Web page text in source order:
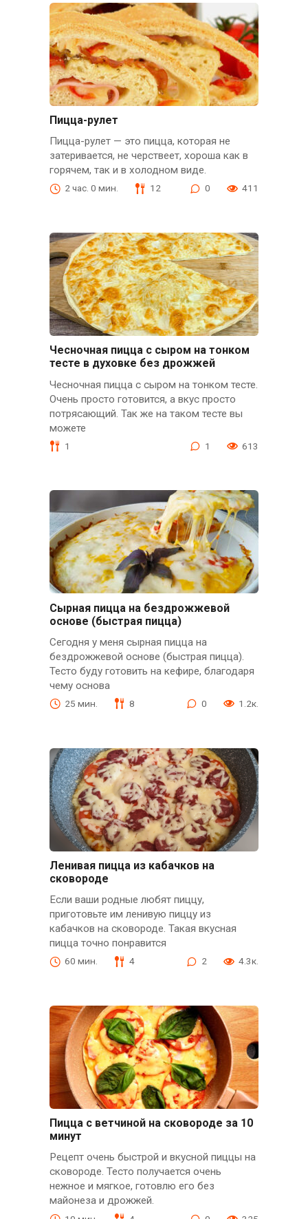
Пицца-рулет
Пицца-рулет — это пицца, которая не
затеривается, не черствеет, хороша как в
горячем, так и в холодном виде.
2 час. 0 мин. 12 0 411
Чесночная пицца с сыром на тонком
тесте в духовке без дрожжей
Чесночная пицца с сыром на тонком тесте.
Очень просто готовится, а вкус просто
потрясающий. Так же на таком тесте вы
можете
1 1 613
Сырная пицца на бездрожжевой
основе (быстрая пицца)
Сегодня у меня сырная пицца на
бездрожжевой основе (быстрая пицца).
Тесто буду готовить на кефире, благодаря
чему основа
25 мин. 8 0 1.2к.
Ленивая пицца из кабачков на
сковороде
Если ваши родные любят пиццу,
приготовьте им ленивую пиццу из
кабачков на сковороде. Такая вкусная
пицца точно понравится
60 мин. 4 2 4.3к.
Пицца с ветчиной на сковороде за 10
минут
Рецепт очень быстрой и вкусной пиццы на
сковороде. Тесто получается очень
нежное и мягкое, готовлю его без
майонеза и дрожжей.